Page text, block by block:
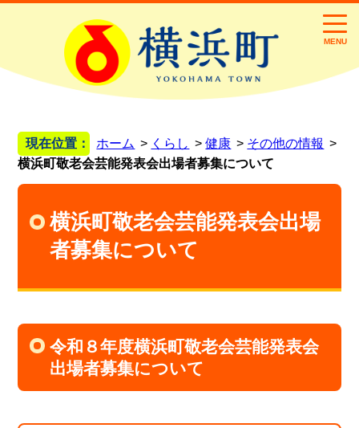
MENU
現在位置： ホーム くらし 健康
その他の情報
横浜町敬老会芸能発表会出場者募集について
横浜町敬老会芸能発表会出場
者募集について
令和８年度横浜町敬老会芸能発表会
出場者募集について